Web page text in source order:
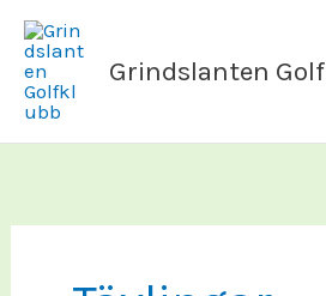
Hoppa
innehåll
Grindslanten